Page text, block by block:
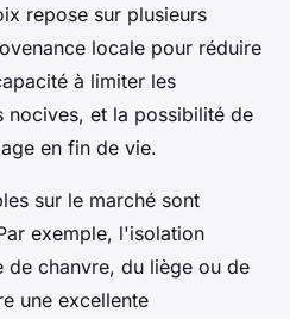
repose sur plusieurs
locale pour réduire
à limiter les
nocives, et la possibilité de
en fin de vie.
sur le marché sont
exemple, l'isolation
de chanvre, du liège ou de
une excellente